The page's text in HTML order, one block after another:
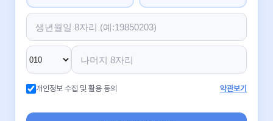
개인정보 수집 및 활용 동의 약관보기